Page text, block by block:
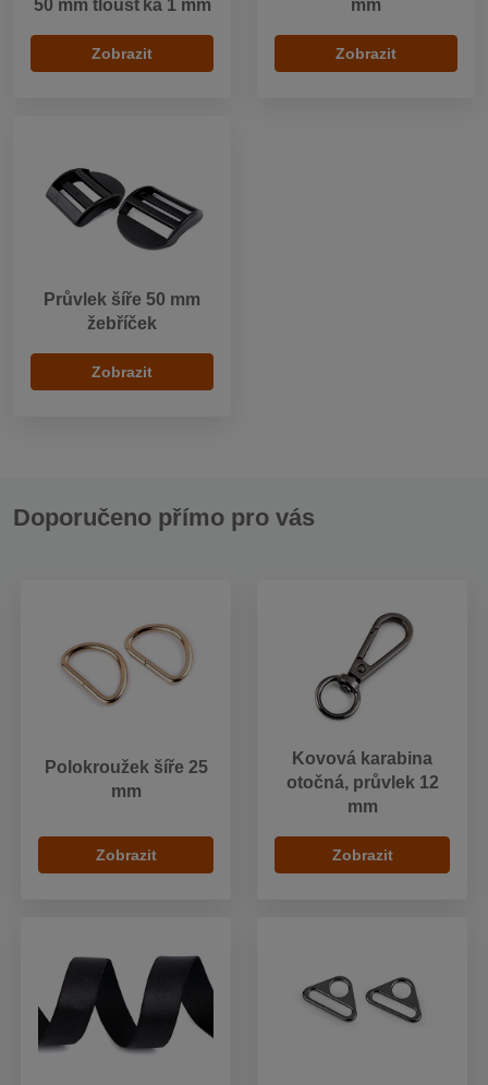
50 mm tloušťka 1 mm
Zobrazit
mm
Zobrazit
Průvlek šíře 50 mm
žebříček
Zobrazit
Doporučeno přímo pro vás
Polokroužek šíře 25
mm
Zobrazit
Kovová karabina
otočná, průvlek 12
mm
Zobrazit